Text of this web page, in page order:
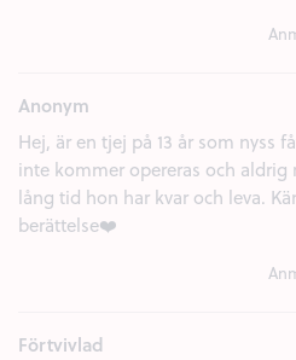
Anonym
Hej, är en tjej på 13 år som nyss
inte kommer opereras och
lång tid hon har kvar och leva.
berättelse❤️
Förtvivlad